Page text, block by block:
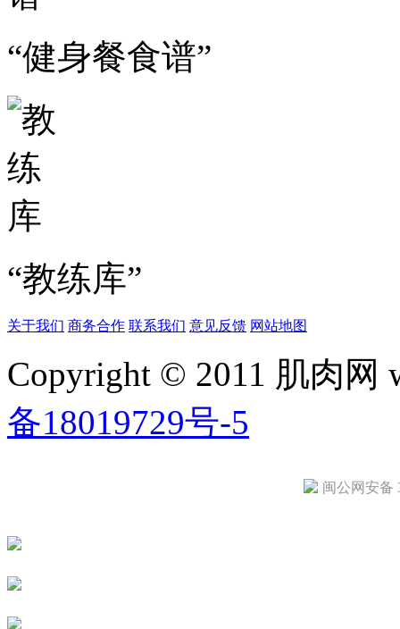
“健身餐食谱”
“教练库”
关于我们 商务合作 联系我们 意见反馈 网站地图
Copyright © 2011 肌肉网
备18019729号-5
闽公网安备